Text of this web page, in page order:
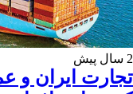
2 سال پیش
تجارت ایران و